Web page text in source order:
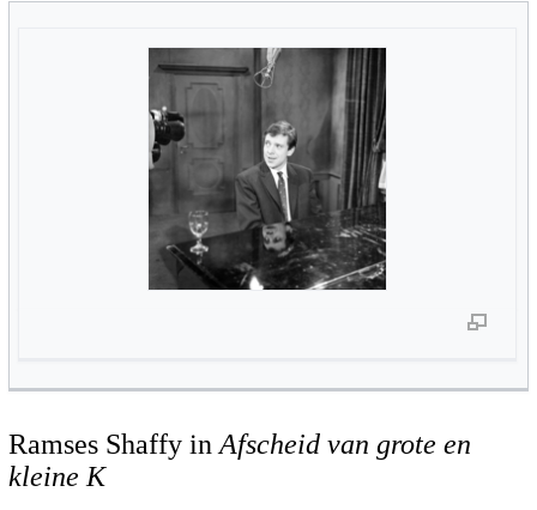
Ramses Shaffy in Afscheid van grote en
kleine K